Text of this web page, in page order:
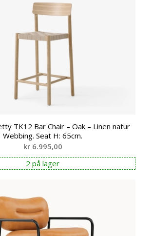
TK12 Bar Chair – Oak – Linen natur
Webbing. Seat H: 65cm.
kr6.995,00
2 på lager